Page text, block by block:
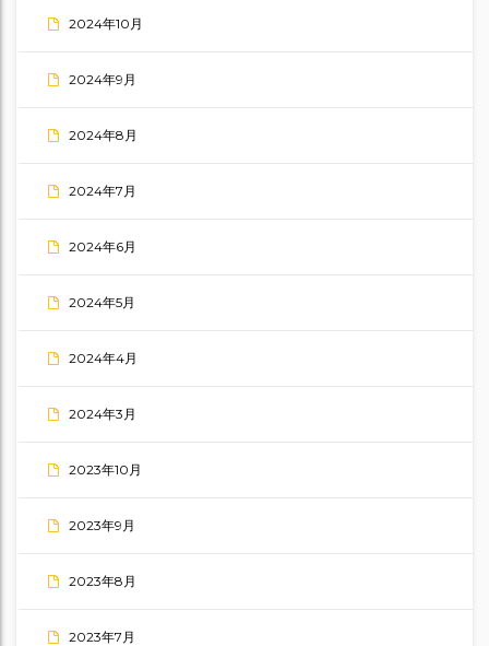
2024年10月
2024年9月
2024年8月
2024年7月
2024年6月
2024年5月
2024年4月
2024年3月
2023年10月
2023年9月
2023年8月
2023年7月